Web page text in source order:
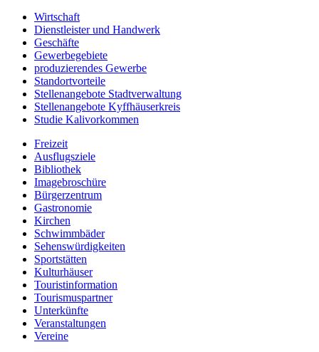
Wirtschaft
Dienstleister und Handwerk
Geschäfte
Gewerbegebiete
produzierendes Gewerbe
Standortvorteile
Stellenangebote Stadtverwaltung
Stellenangebote Kyffhäuserkreis
Studie Kalivorkommen
Freizeit
Ausflugsziele
Bibliothek
Imagebroschüre
Bürgerzentrum
Gastronomie
Kirchen
Schwimmbäder
Sehenswürdigkeiten
Sportstätten
Kulturhäuser
Touristinformation
Tourismuspartner
Unterkünfte
Veranstaltungen
Vereine